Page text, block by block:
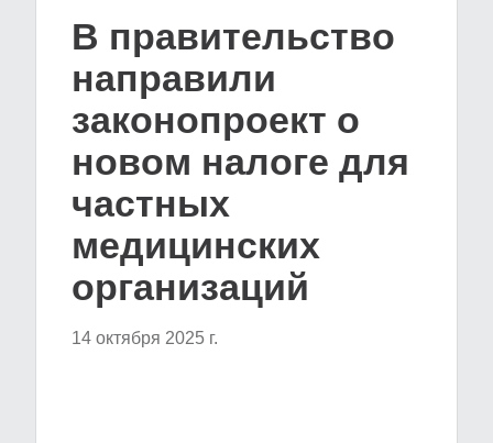
В правительство
направили
законопроект о
новом налоге для
частных
медицинских
организаций
14 октября 2025 г.